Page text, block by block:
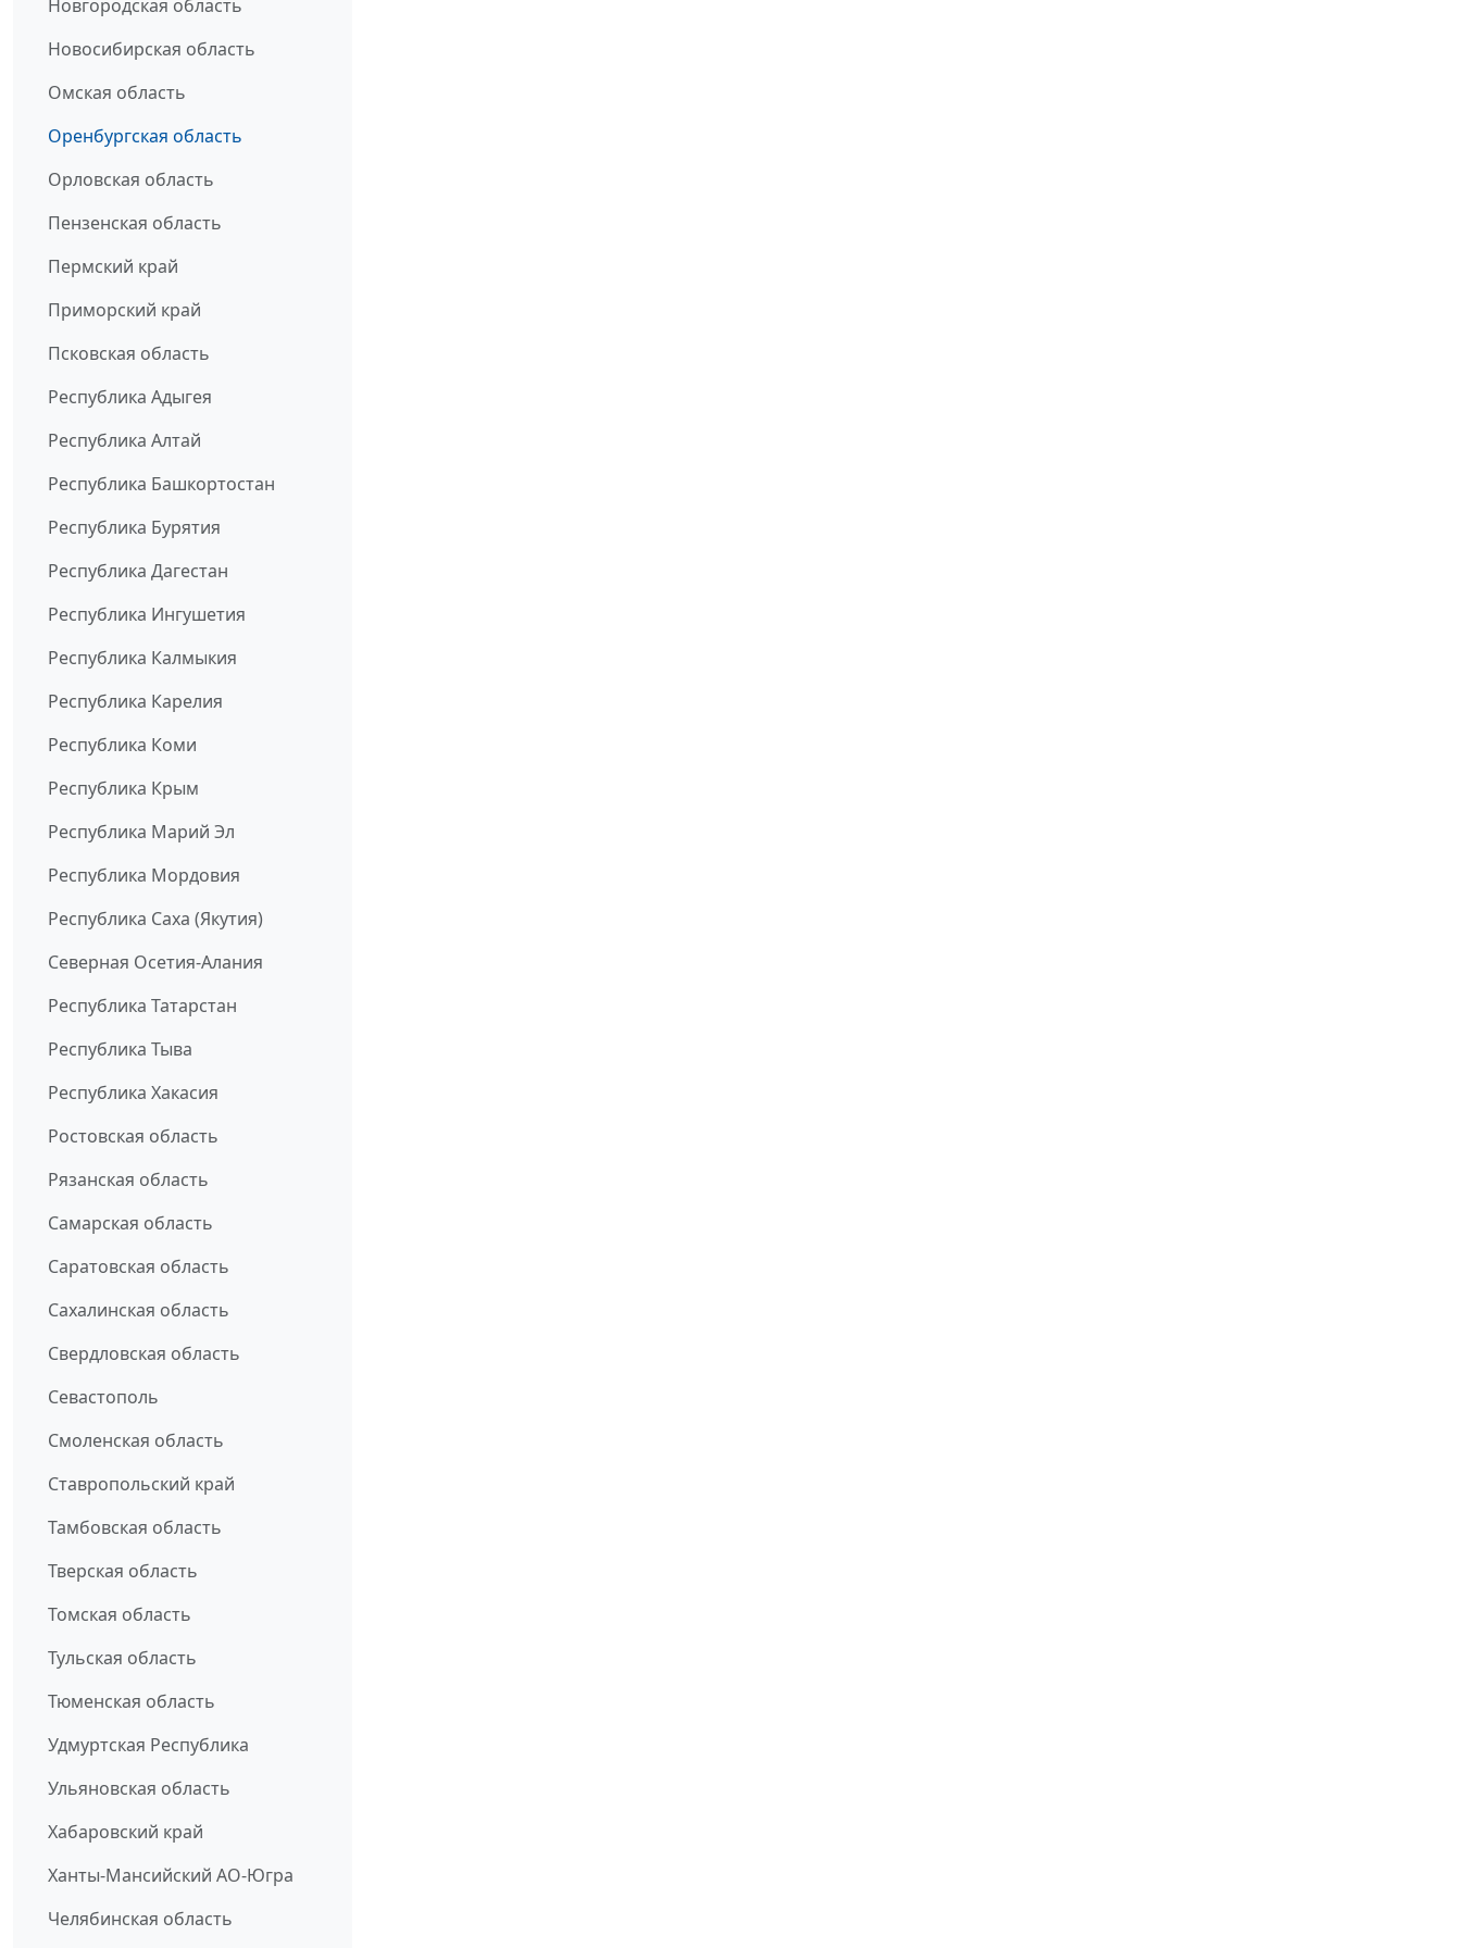
Новгородская область
Новосибирская область
Омская область
Оренбургская область
Орловская область
Пензенская область
Пермский край
Приморский край
Псковская область
Республика Адыгея
Республика Алтай
Республика Башкортостан
Республика Бурятия
Республика Дагестан
Республика Ингушетия
Республика Калмыкия
Республика Карелия
Республика Коми
Республика Крым
Республика Марий Эл
Республика Мордовия
Республика Саха (Якутия)
Северная Осетия-Алания
Республика Татарстан
Республика Тыва
Республика Хакасия
Ростовская область
Рязанская область
Самарская область
Саратовская область
Сахалинская область
Свердловская область
Севастополь
Смоленская область
Ставропольский край
Тамбовская область
Тверская область
Томская область
Тульская область
Тюменская область
Удмуртская Республика
Ульяновская область
Хабаровский край
Ханты-Мансийский АО-Югра
Челябинская область